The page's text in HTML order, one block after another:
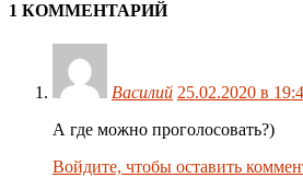
1 КОММЕНТАРИЙ
Василий 25.02.2020 в
А где можно проголосовать?)
Войдите, чтобы оставить